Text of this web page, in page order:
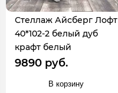
Стеллаж Айсберг Лофт
40*102-2 белый дуб
крафт белый
9890 руб.
В корзину